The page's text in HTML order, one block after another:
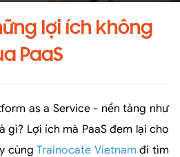
lợi ích không
PaaS
as a Service - nền tảng như
gì? Lợi ích mà PaaS đem lại cho
cùngTrainocate Vietnam đi tìm